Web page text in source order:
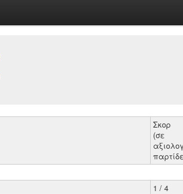
Σκορ
(σε
1 / 4